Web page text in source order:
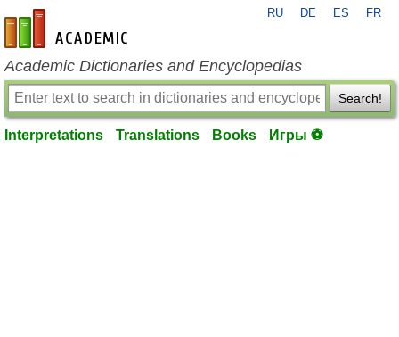
en-academic.com
RU DE ES FR
Academic Dictionaries and Encyclopedias
Search!
Interpretations Translations Books Игры ⚽